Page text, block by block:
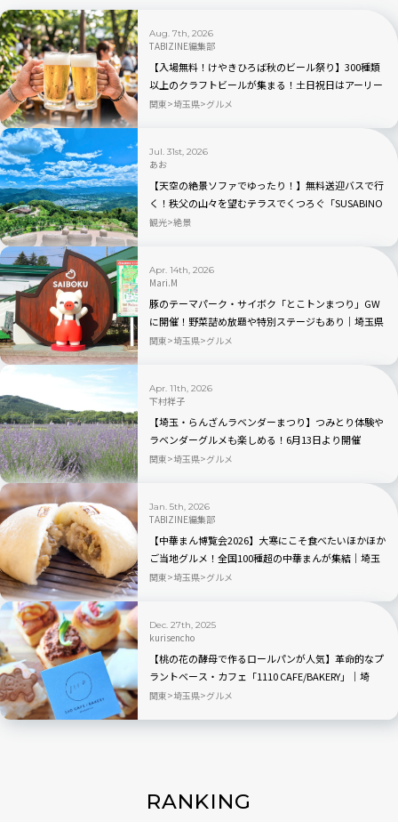
Aug. 7th, 2026
TABIZINE編集部
【入場無料！けやきひろば秋のビール祭り】300種類
以上のクラフトビールが集まる！土日祝日はアーリー
オープンも｜さいたま新都心
関東 埼玉県 グルメ
Jul. 31st, 2026
あお
【天空の絶景ソファでゆったり！】無料送迎バスで行
く！秩父の山々を望むテラスでくつろぐ「SUSABINO
TERRACE」を現地レビュー｜埼玉県
観光 絶景
Apr. 14th, 2026
Mari.M
豚のテーマパーク・サイボク「とこトンまつり」GW
に開催！野菜詰め放題や特別ステージもあり｜埼玉県
関東 埼玉県 グルメ
Apr. 11th, 2026
下村祥子
【埼玉・らんざんラベンダーまつり】つみとり体験や
ラベンダーグルメも楽しめる！6月13日より開催
関東 埼玉県 グルメ
Jan. 5th, 2026
TABIZINE編集部
【中華まん博覧会2026】大寒にこそ食べたいほかほか
ご当地グルメ！全国100種超の中華まんが集結｜埼玉
県越谷市
関東 埼玉県 グルメ
Dec. 27th, 2025
kurisencho
【桃の花の酵母で作るロールパンが人気】革命的なプ
ラントベース・カフェ「1110 CAFE/BAKERY」｜埼
玉・川口
関東 埼玉県 グルメ
RANKING